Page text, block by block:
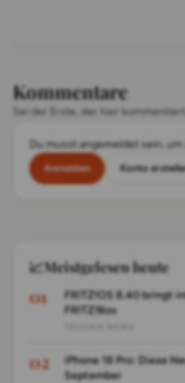
Kommentare
Sei der Erste, der hier kommentiert.
Du musst angemeldet sein,
Anmelden Konto
📈Meistgelesen heute
FRITZ!OS 8.40 bringt
FRITZ!Box
iPhone 18 Pro: Diese
September